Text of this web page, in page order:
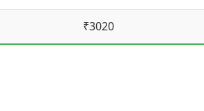
₹3020